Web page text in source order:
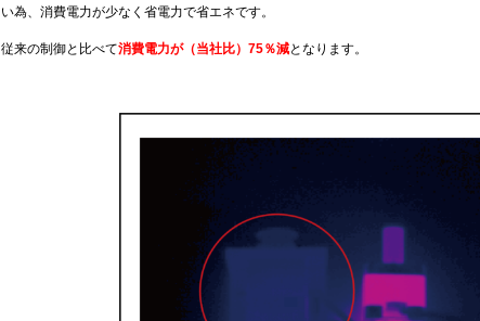
い為、消費電力が少なく省電力で省エネです。
従来の制御と比べて消費電力が（当社比）75％減となります。